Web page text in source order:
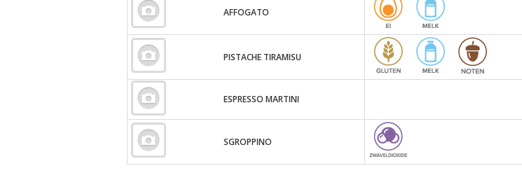
AFFOGATO
PISTACHE TIRAMISU
ESPRESSO MARTINI
SGROPPINO